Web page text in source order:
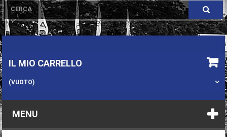
IL MIO CARRELLO
(VUOTO)
MENU